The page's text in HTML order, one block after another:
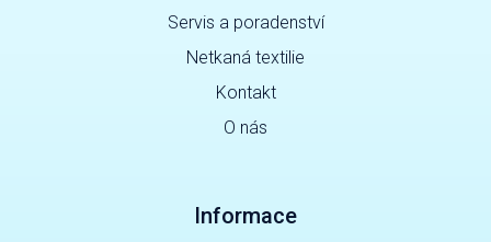
Servis a poradenství
Netkaná textilie
Kontakt
O nás
Informace